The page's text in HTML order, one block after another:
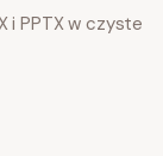
i PPTX w czyste